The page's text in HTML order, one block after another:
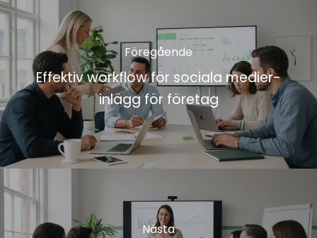
Föregående
Effektiv workflow för sociala medier-
inlägg för företag
Nästa